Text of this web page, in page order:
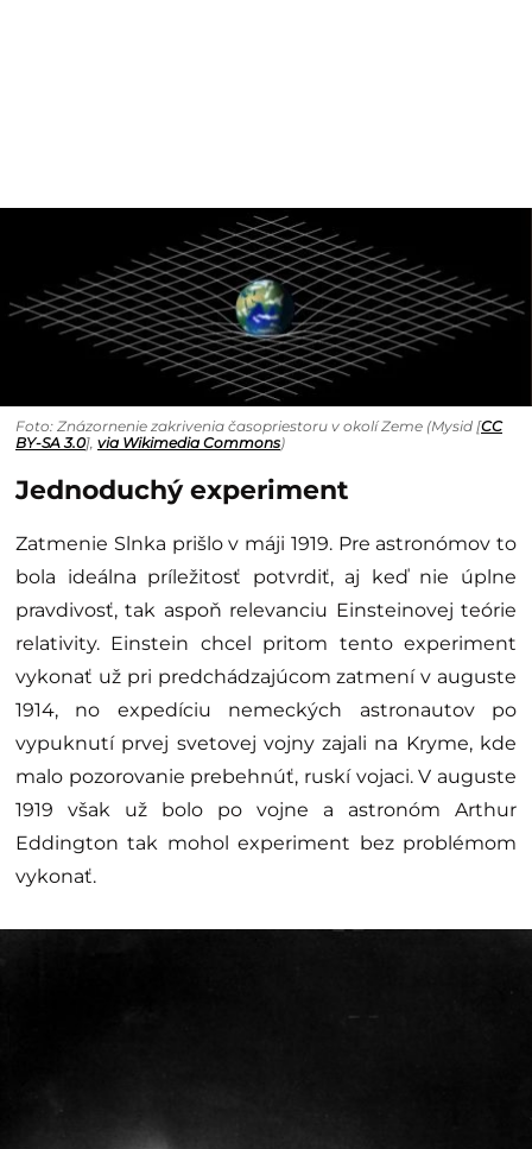
Foto: Znázornenie zakrivenia časopriestoru v okolí Zeme (Mysid [
BY-SA 3.0],via Wikimedia Commons)
Jednoduchý experiment
Zatmenie Slnka prišlo v máji 1919. Pre astronómov to
bola ideálna príležitosť potvrdiť, aj keď nie úplne
pravdivosť, tak aspoň relevanciu Einsteinovej teórie
vypuknutí prvej svetovej vojny zajali na Kryme, kde
Eddington tak mohol experiment bez problémom